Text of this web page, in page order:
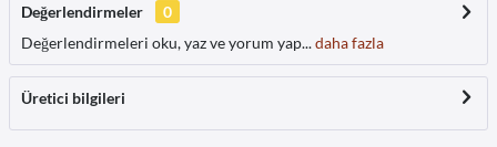
Değerlendirmeler
0
Değerlendirmeleri oku, yaz ve yorum yap...daha fazla
Üretici bilgileri